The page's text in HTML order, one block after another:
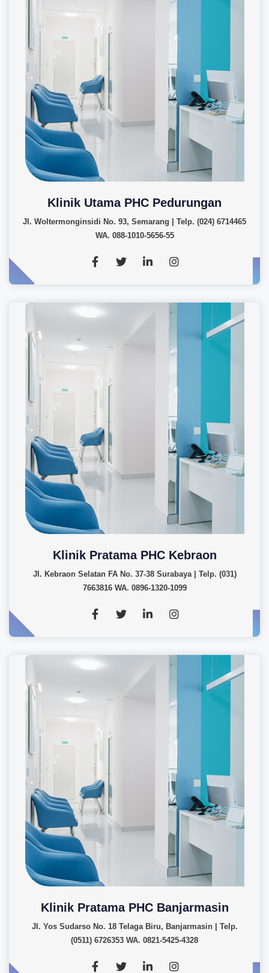
Klinik Utama PHC Pedurungan
Jl. Woltermonginsidi No. 93, Semarang | Telp. (024) 6714465
WA. 088-1010-5656-55
Klinik Pratama PHC Kebraon
Jl. Kebraon Selatan FA No. 37-38 Surabaya | Telp. (031)
7663816 WA. 0896-1320-1099
Klinik Pratama PHC Banjarmasin
Jl. Yos Sudarso No. 18 Telaga Biru, Banjarmasin | Telp.
(0511) 6726353 WA. 0821-5425-4328